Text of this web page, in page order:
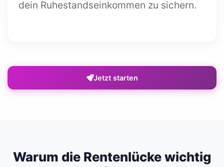
dein Ruhestandseinkommen zu sichern.
Jetzt starten
Warum die Rentenlücke wichtig